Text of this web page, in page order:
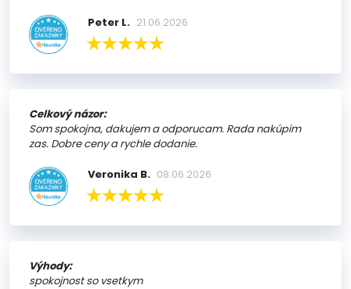
Peter L. 21.06.2026
Celkový názor:
Som spokojna, dakujem a odporucam. Rada nakúpim
zas. Dobre ceny a rychle dodanie.
Veronika B. 08.06.2026
Výhody:
spokojnost so vsetkym